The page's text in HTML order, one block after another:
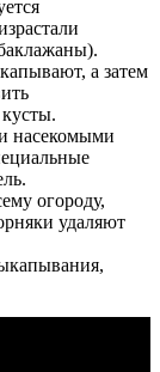
а затем
насекомыми
огороду,
удаляют